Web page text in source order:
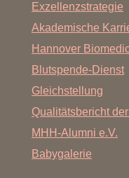
Exzellenzstrategie
Akademische
Hannover
Blutspende-Dienst
Gleichstellung
Qualitätsbericht
MHH-Alumni e.V.
Babygalerie